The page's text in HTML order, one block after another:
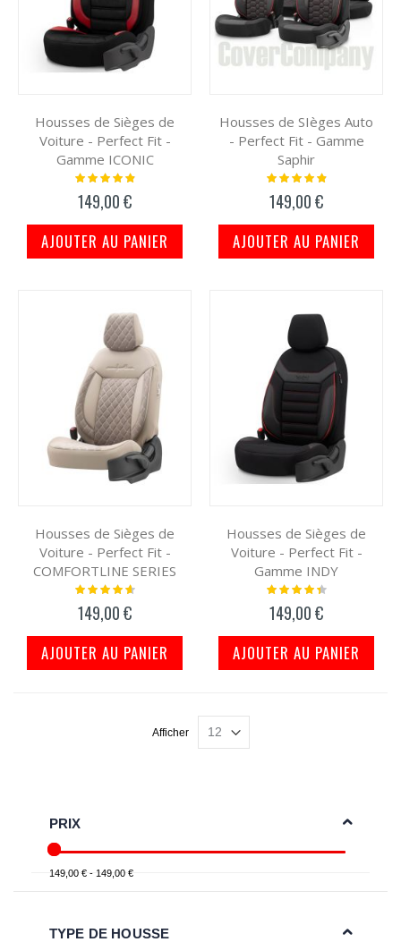
Housses de Sièges de
Voiture - Perfect Fit -
Gamme ICONIC
Notation:
149,00 €
AJOUTER AU PANIER
Housses de SIèges Auto
- Perfect Fit - Gamme
Saphir
Notation:
149,00 €
AJOUTER AU PANIER
Housses de Sièges de
Voiture - Perfect Fit -
COMFORTLINE SERIES
Notation:
149,00 €
AJOUTER AU PANIER
Housses de Sièges de
Voiture - Perfect Fit -
Gamme INDY
Notation:
149,00 €
AJOUTER AU PANIER
Afficher
PRIX
149,00 € - 149,00 €
TYPE DE HOUSSE